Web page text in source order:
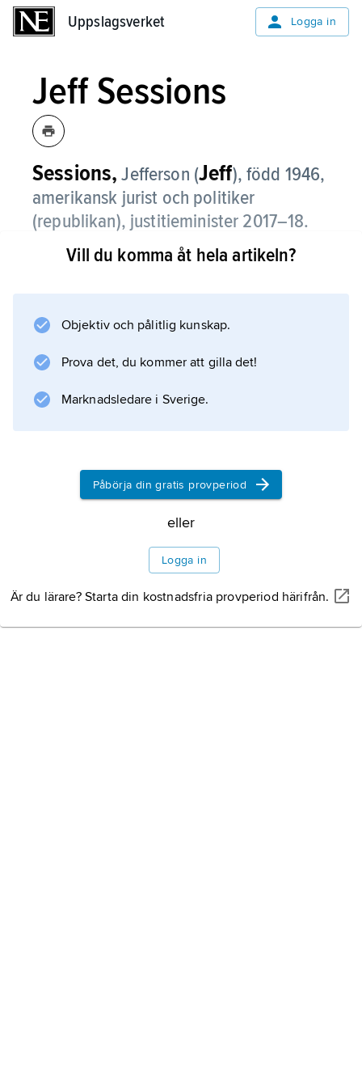
Uppslagsverket Logga in
Jeff Sessions
Sessions, Jefferson (Jeff),född 1946,
amerikansk jurist och politiker
(republikan), justitieminister 2017–18.
Jeff Sessions, född i Alabama, är utbildad
University of Alabama School of Law 1973.
1995–97 och var senator för samma delstat
1997–2017.
Information om artikeln
Vill du komma åt hela artikeln?
Objektiv och pålitlig kunskap.
Prova det, du kommer att gilla det!
Marknadsledare i Sverige.
Påbörja din gratis provperiod
eller
Logga in
Är du lärare? Starta din kostnadsfria provperiod härifrån.